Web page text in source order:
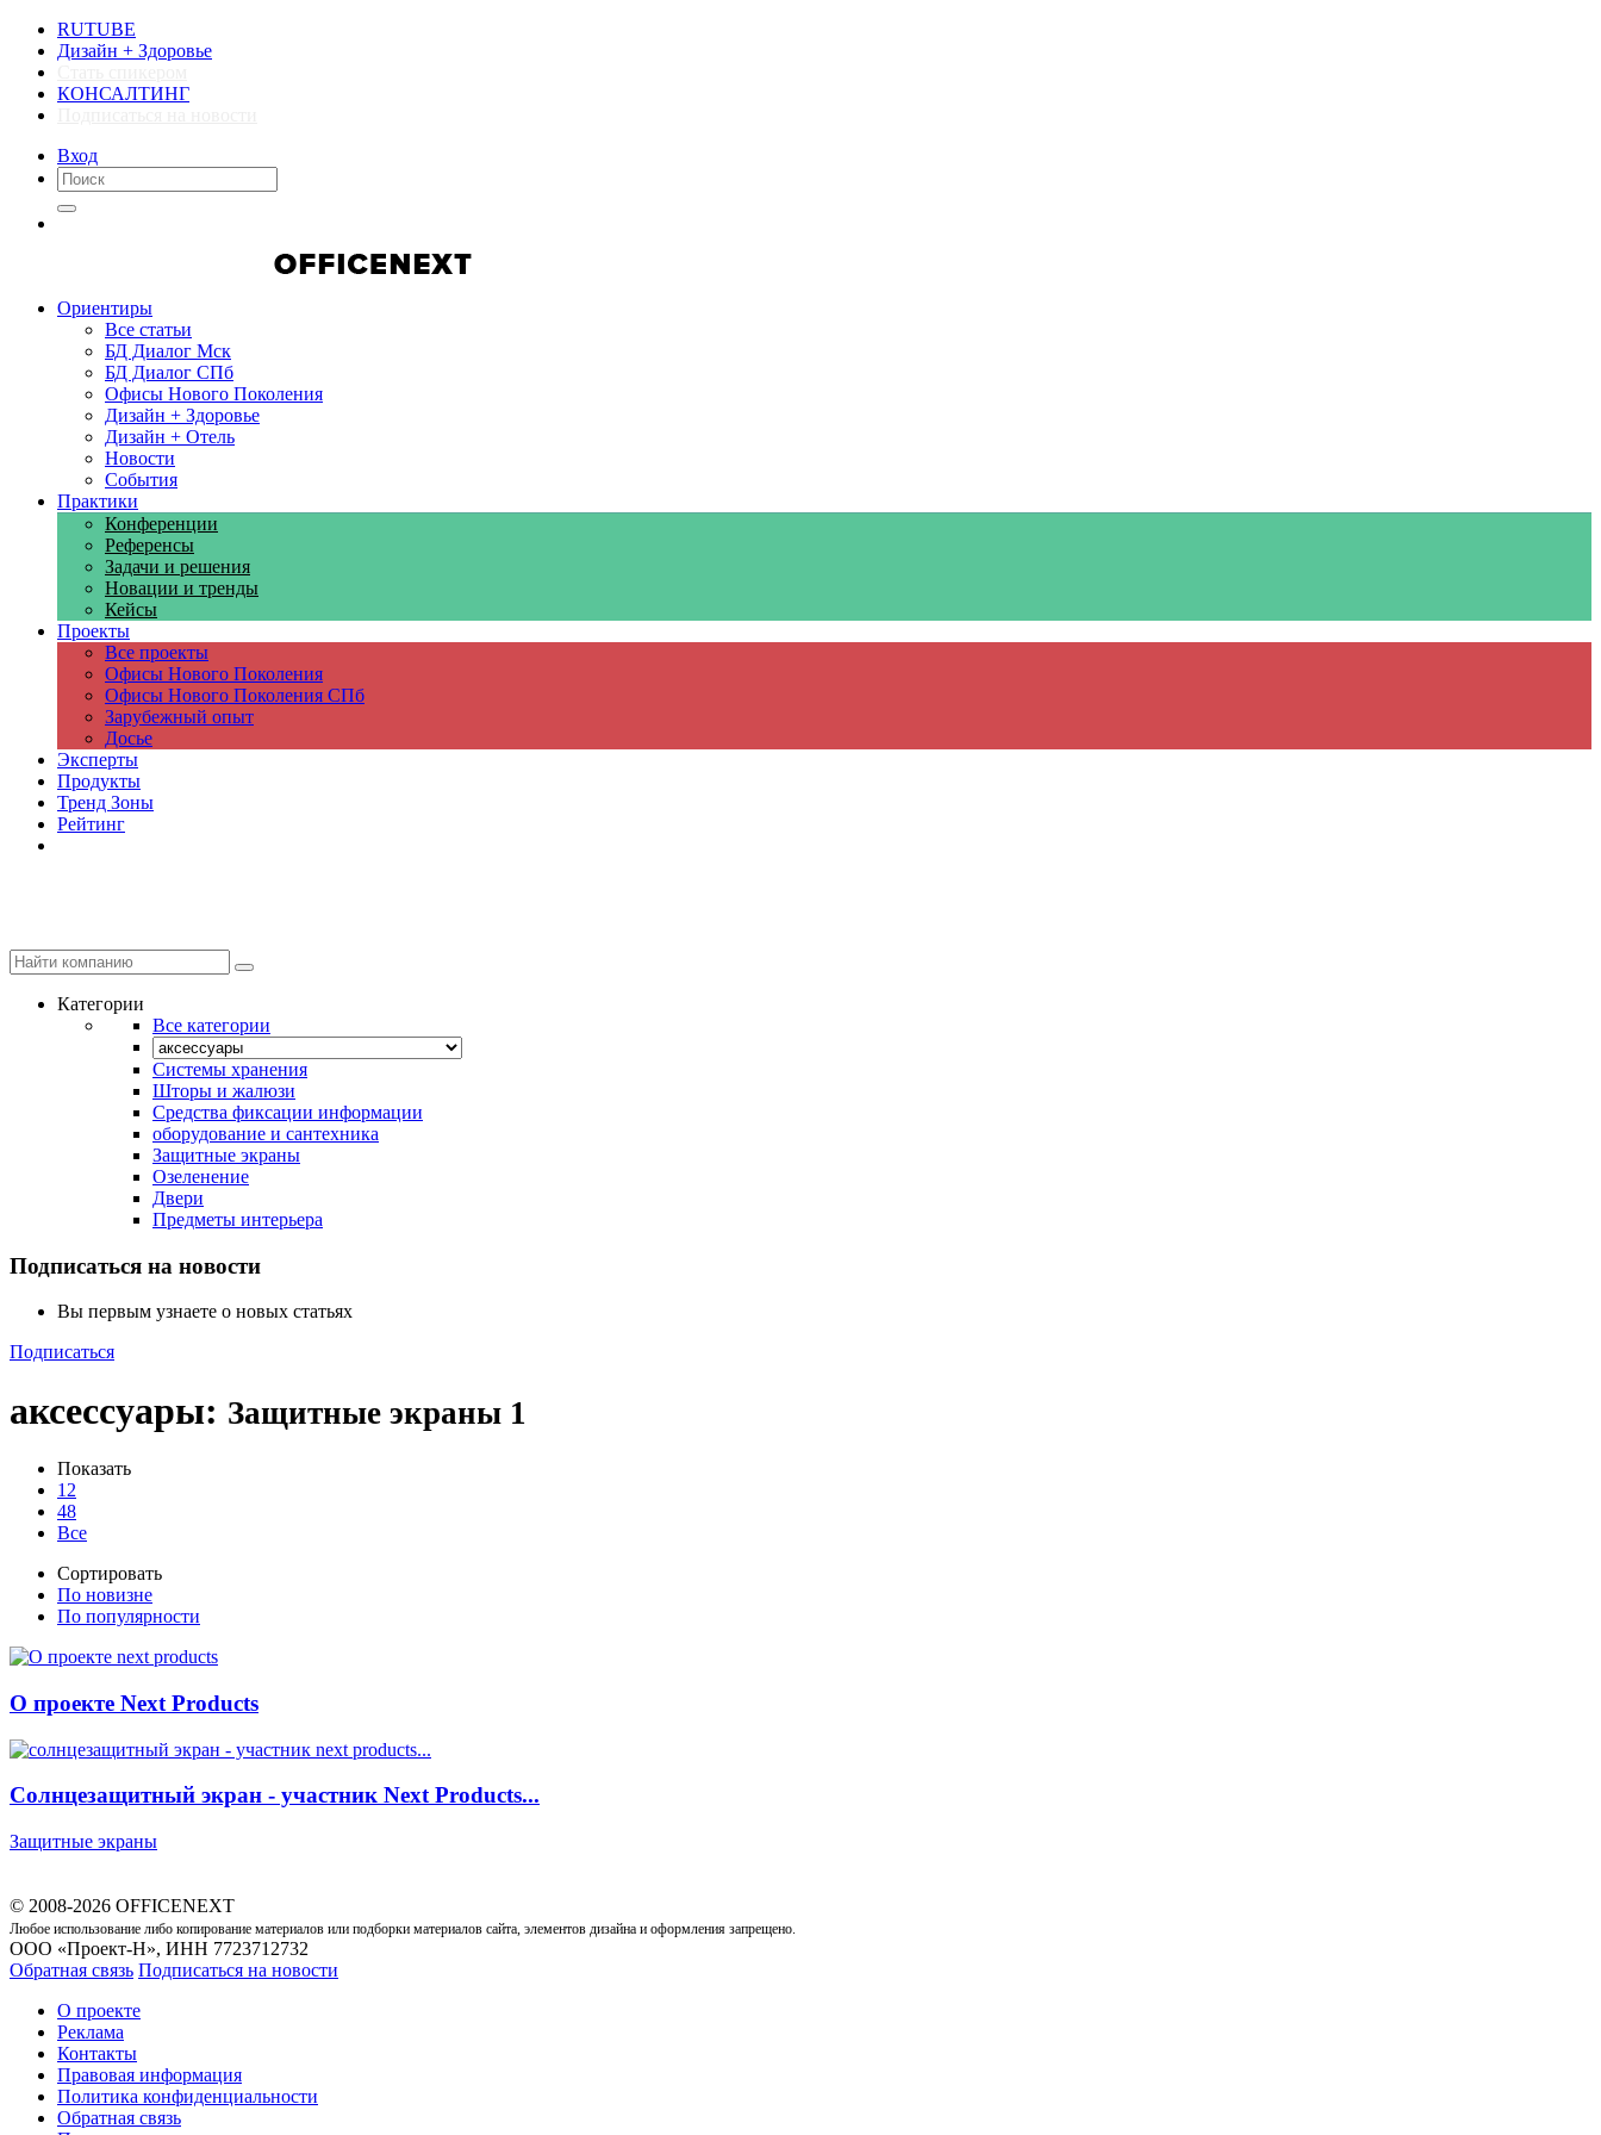
RUTUBE
Дизайн + Здоровье
КОНСАЛТИНГ
Вход
Ориентиры
Все статьи
БД Диалог Мск
БД Диалог СПб
Офисы Нового Поколения
Дизайн + Здоровье
Дизайн + Отель
Новости
События
Практики
Конференции
Референсы
Задачи и решения
Новации и тренды
Кейсы
Проекты
Все проекты
Офисы Нового Поколения
Офисы Нового Поколения СПб
Зарубежный опыт
Досье
Эксперты
Продукты
Тренд Зоны
Рейтинг
Категории
Все категории
Cистемы хранения
Шторы и жалюзи
Средства фиксации информации
оборудование и сантехника
Защитные экраны
Озеленение
Двери
Предметы интерьера
Подписаться на новости
Вы первым узнаете о новых статьях
Подписаться
аксессуары: Защитные экраны 1
Показать
12
48
Все
Сортировать
По новизне
По популярности
О проекте Next Products
Cолнцезащитный экран - участник Next Products...
Защитные экраны
© 2008-2026 OFFICENEXT
Любое использование либо копирование материалов или подборки материалов сайта, элементов дизайна и оформления запрещено.
ООО «Проект-Н», ИНН 7723712732
Обратная связь Подписаться на новости
О проекте
Реклама
Контакты
Правовая информация
Политика конфиденциальности
Обратная связь